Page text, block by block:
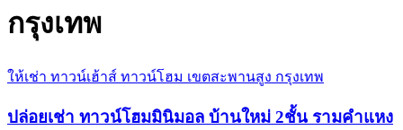
กรุงเทพ
ให้เช่า ทาวน์เฮ้าส์ ทาวน์โฮม เขตสะพานสูง กรุงเทพ
ปล่อยเช่า ทาวน์โฮมมินิมอล บ้านใหม่ 2ชั้น รามคำแหง